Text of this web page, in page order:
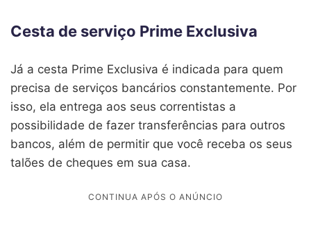
Cesta de serviço Prime Exclusiva
Já a cesta Prime Exclusiva é indicada para quem
precisa de serviços bancários constantemente. Por
isso, ela entrega aos seus correntistas a
possibilidade de fazer transferências para outros
bancos, além de permitir que você receba os seus
talões de cheques em sua casa.